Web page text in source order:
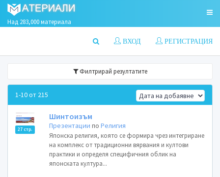
Над 283,000 материала
РЕГИСТРАЦИЯ
ВХОД
Филтрирай резултатите
1-10 от 215
27 стр.
Шинтоизъм
Презентации поРелигия
Японска религия, която се формира чрез интегриране
на комплекс от традиционни вярвания и култови
практики и определя специфичния облик на
японската култура...